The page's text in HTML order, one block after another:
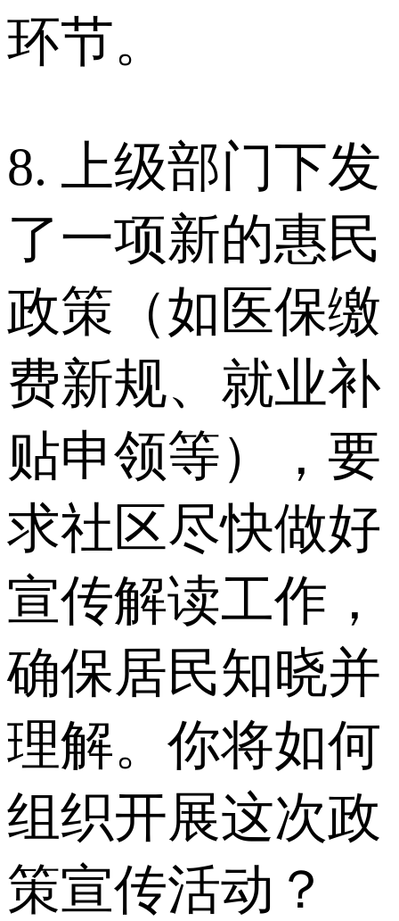
环节。
8. 上级部门下发
了一项新的惠民
政策（如医保缴
费新规、就业补
贴申领等），要
求社区尽快做好
宣传解读工作，
确保居民知晓并
理解。你将如何
组织开展这次政
策宣传活动？